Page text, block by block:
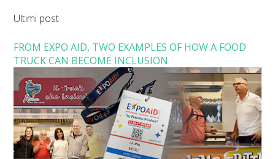
Ultimi post
FROM EXPO AID, TWO EXAMPLES OF HOW A FOOD
TRUCK CAN BECOME INCLUSION